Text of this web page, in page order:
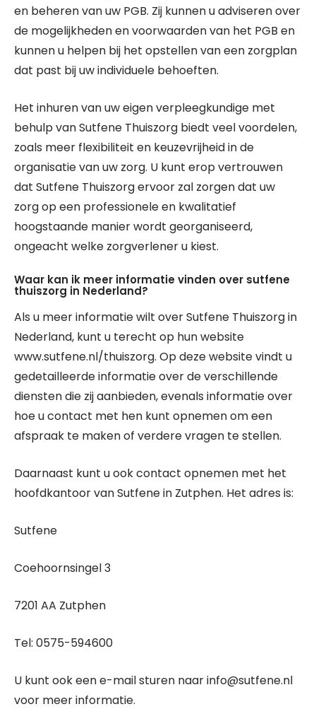
en beheren van uw PGB. Zij kunnen u adviseren over
de mogelijkheden en voorwaarden van het PGB en
kunnen u helpen bij het opstellen van een zorgplan
dat past bij uw individuele behoeften.
Het inhuren van uw eigen verpleegkundige met
behulp van Sutfene Thuiszorg biedt veel voordelen,
zoals meer flexibiliteit en keuzevrijheid in de
organisatie van uw zorg. U kunt erop vertrouwen
dat Sutfene Thuiszorg ervoor zal zorgen dat uw
zorg op een professionele en kwalitatief
hoogstaande manier wordt georganiseerd,
ongeacht welke zorgverlener u kiest.
Waar kan ik meer informatie vinden over sutfene
thuiszorg in Nederland?
Als u meer informatie wilt over Sutfene Thuiszorg in
Nederland, kunt u terecht op hun website
www.sutfene.nl/thuiszorg. Op deze website vindt u
gedetailleerde informatie over de verschillende
diensten die zij aanbieden, evenals informatie over
hoe u contact met hen kunt opnemen om een
afspraak te maken of verdere vragen te stellen.
Daarnaast kunt u ook contact opnemen met het
hoofdkantoor van Sutfene in Zutphen. Het adres is:
Sutfene
Coehoornsingel 3
7201 AA Zutphen
Tel: 0575-594600
U kunt ook een e-mail sturen naar info@sutfene.nl
voor meer informatie.